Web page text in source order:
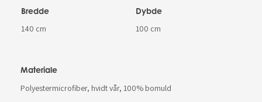
Bredde
140 cm
Dybde
100 cm
Materiale
Polyestermicrofiber, hvidt vår, 100% bomuld